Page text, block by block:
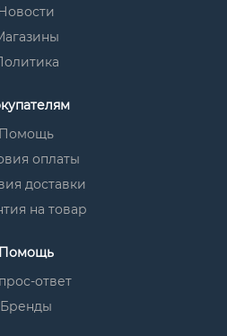
Помощь
оплаты
доставки
на товар
Помощь
ответ
Бренды